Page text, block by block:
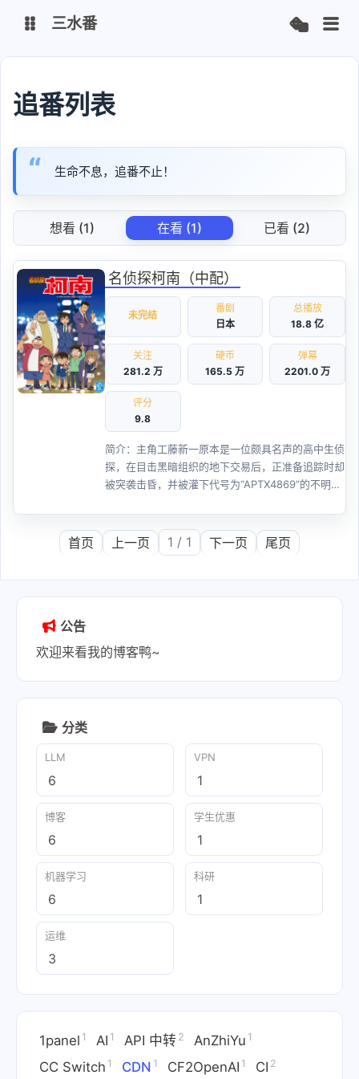
三水番
追番列表
生命不息，追番不止！
想看 (1) 在看 (1) 已看 (2)
名侦探柯南（中配）
未完结
番剧
日本
总播放
18.8 亿
关注
281.2 万
硬币
165.5 万
弹幕
2201.0 万
评分
9.8
简介：主角工藤新一原本是一位颇具名声的高中生侦
探，在目击黑暗组织的地下交易后，正准备追踪时却
被突袭击昏，并被灌下代号为“APTX4869”的不明药
首页 上一页 1 / 1 下一页 尾页
公告
欢迎来看我的博客鸭~
分类
LLM
6
VPN
1
博客
6
学生优惠
1
机器学习
6
科研
1
运维
3
1panel 1 AI 1 API 中转 2 AnZhiYu 1
CC Switch 1 CDN 1 CF2OpenAI 1 CI 2